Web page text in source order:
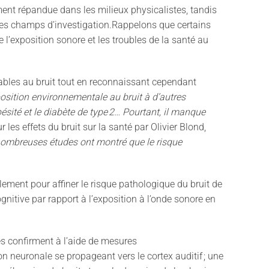
répandue dans les milieux physicalistes, tandis
champs d’investigation.Rappelons que certains
l’exposition sonore et les troubles de la santé au
au bruit tout en reconnaissant cependant
environnementale au bruit à d’autres
et le diabète de type2… Pourtant, il manque
les effets du bruit sur la santé par Olivier Blond,
études ont montré que le risque
pour affiner le risque pathologique du bruit de
par rapport à l’exposition à l’onde sonore en
confirment à l’aide de mesures
neuronale se propageant vers le cortex auditif; une